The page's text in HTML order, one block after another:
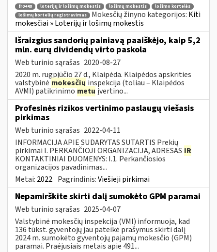
fr0440 loterijų ir lošimų mokestis lošimų mokestis
lošimo kortelės
lošimų kortelių registravimas
Mokesčių žinyno kategorijos: Kiti
mokesčiai » Loterijų ir lošimų mokestis
Išraizgius sandorių painiavą paaiškėjo, kaip 5,2
mln. eurų dividendų virto paskola
Web turinio sąrašas 2020-08-27
2020 m. rugpjūčio 27 d., Klaipėda. Klaipėdos apskrities
valstybinė mokesčių inspekcija (toliau – Klaipėdos
AVMI) patikrinimometu įvertino...
Profesinės rizikos vertinimo paslaugų viešasis
pirkimas
Web turinio sąrašas 2022-04-11
INFORMACIJA APIE SUDARYTAS SUTARTIS Prekių
pirkimai I. PERKANČIOJI ORGANIZACIJA, ADRESAS IR
KONTAKTINIAI DUOMENYS: I.1. Perkančiosios
organizacijos pavadinimas...
Metai: 2022 Pagrindinis:Viešieji pirkimai
Nepamirškite skirti dalį sumokėto GPM paramai
Web turinio sąrašas 2025-04-07
Valstybinė mokesčių inspekcija (VMI) informuoja, kad
136 tūkst. gyventojų jau pateikė prašymus skirti dalį
2024 m. sumokėto gyventojų pajamų mokesčio (GPM)
paramai. Praėjusiais metais apie 491...